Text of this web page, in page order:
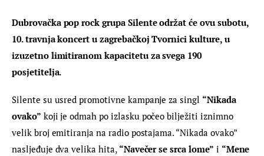
Dubrovačka pop rock grupa Silente održat će ovu subotu,
10. travnja koncert u zagrebačkoj Tvornici kulture, u
izuzetno limitiranom kapacitetu za svega 190
posjetitelja.
Silente su usred promotivne kampanje za singl “Nikada
ovako” koji je odmah po izlasku počeo bilježiti iznimno
velik broj emitiranja na radio postajama. “Nikada ovako”
nasljeđuje dva velika hita, “Navečer se srca lome” i “Mene